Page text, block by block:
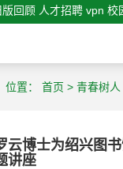
版回顾 人才招聘 vpn 校
位置： 首页 > 青春树人
云博士为绍兴图
讲座